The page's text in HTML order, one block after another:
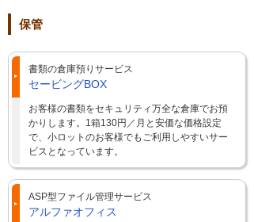
保管
書類の倉庫預りサービス
セービングBOX
お客様の書類をセキュリティ万全な倉庫でお預
かりします。1箱130円／月と安価な価格設定
で、小ロットのお客様でもご利用しやすいサー
ビスとなっています。
ASP型ファイル管理サービス
アルファオフィス